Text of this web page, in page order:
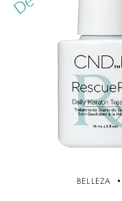
BELLEZA